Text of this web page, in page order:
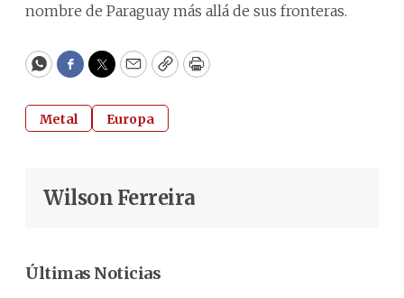
nombre de Paraguay más allá de sus fronteras.
WhatsApp
Facebook
Twitter
EmailCopyPrint
Metal Europa
Wilson Ferreira
Últimas Noticias